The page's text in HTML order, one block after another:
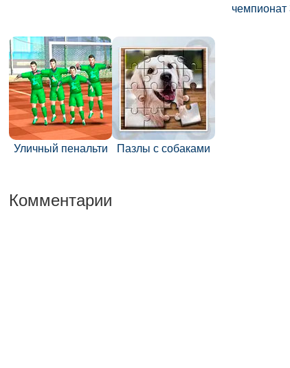
чемпионат
Уличный пенальти Пазлы с собаками
Комментарии